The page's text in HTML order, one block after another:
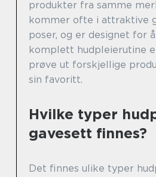
produkter fra samme
kommer ofte i attraktive
poser, og er designet for
komplett hudpleierutine
prøve ut forskjellige
sin favoritt.
Hvilke typer
gavesett finnes?
Det finnes ulike typer